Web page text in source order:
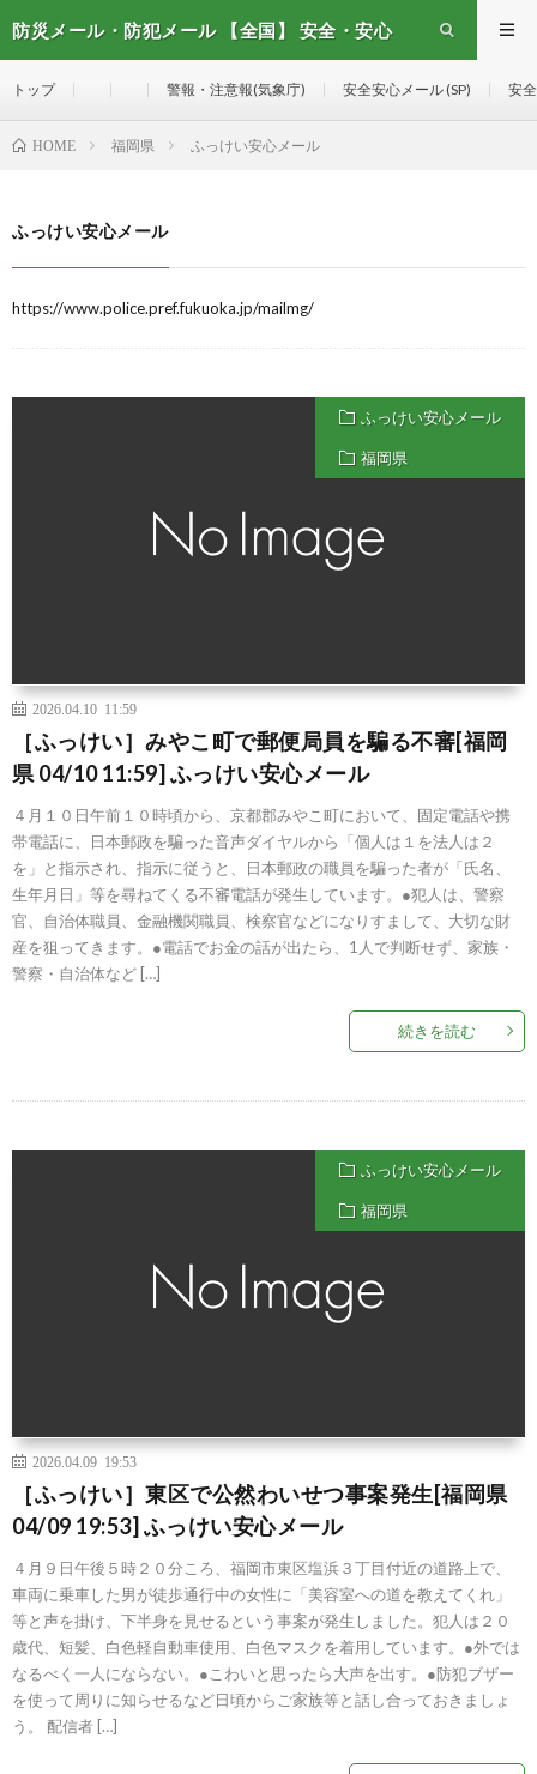
防災メール・防犯メール 【全国】 安全・安心
トップ 警報・注意報(気象庁) 安全安心メール (SP) 安
HOME 福岡県 ふっけい安心メール
ふっけい安心メール
https://www.police.pref.fukuoka.jp/mailmg/
ふっけい安心メール
福岡県
2026.04.10 11:59
［ふっけい］みやこ町で郵便局員を騙る不審[福岡
県 04/10 11:59] ふっけい安心メール
４月１０日午前１０時頃から、京都郡みやこ町において、固定電話や携
帯電話に、日本郵政を騙った音声ダイヤルから「個人は１を法人は２
を」と指示され、指示に従うと、日本郵政の職員を騙った者が「氏名、
生年月日」等を尋ねてくる不審電話が発生しています。●犯人は、警察
官、自治体職員、金融機関職員、検察官などになりすまして、大切な財
産を狙ってきます。●電話でお金の話が出たら、1人で判断せず、家族・
警察・自治体など […]
続きを読む
ふっけい安心メール
福岡県
2026.04.09 19:53
［ふっけい］東区で公然わいせつ事案発生[福岡県
04/09 19:53] ふっけい安心メール
４月９日午後５時２０分ころ、福岡市東区塩浜３丁目付近の道路上で、
車両に乗車した男が徒歩通行中の女性に「美容室への道を教えてくれ」
等と声を掛け、下半身を見せるという事案が発生しました。犯人は２０
歳代、短髪、白色軽自動車使用、白色マスクを着用しています。●外では
なるべく一人にならない。●こわいと思ったら大声を出す。●防犯ブザー
を使って周りに知らせるなど日頃からご家族等と話し合っておきましょ
う。 配信者 […]